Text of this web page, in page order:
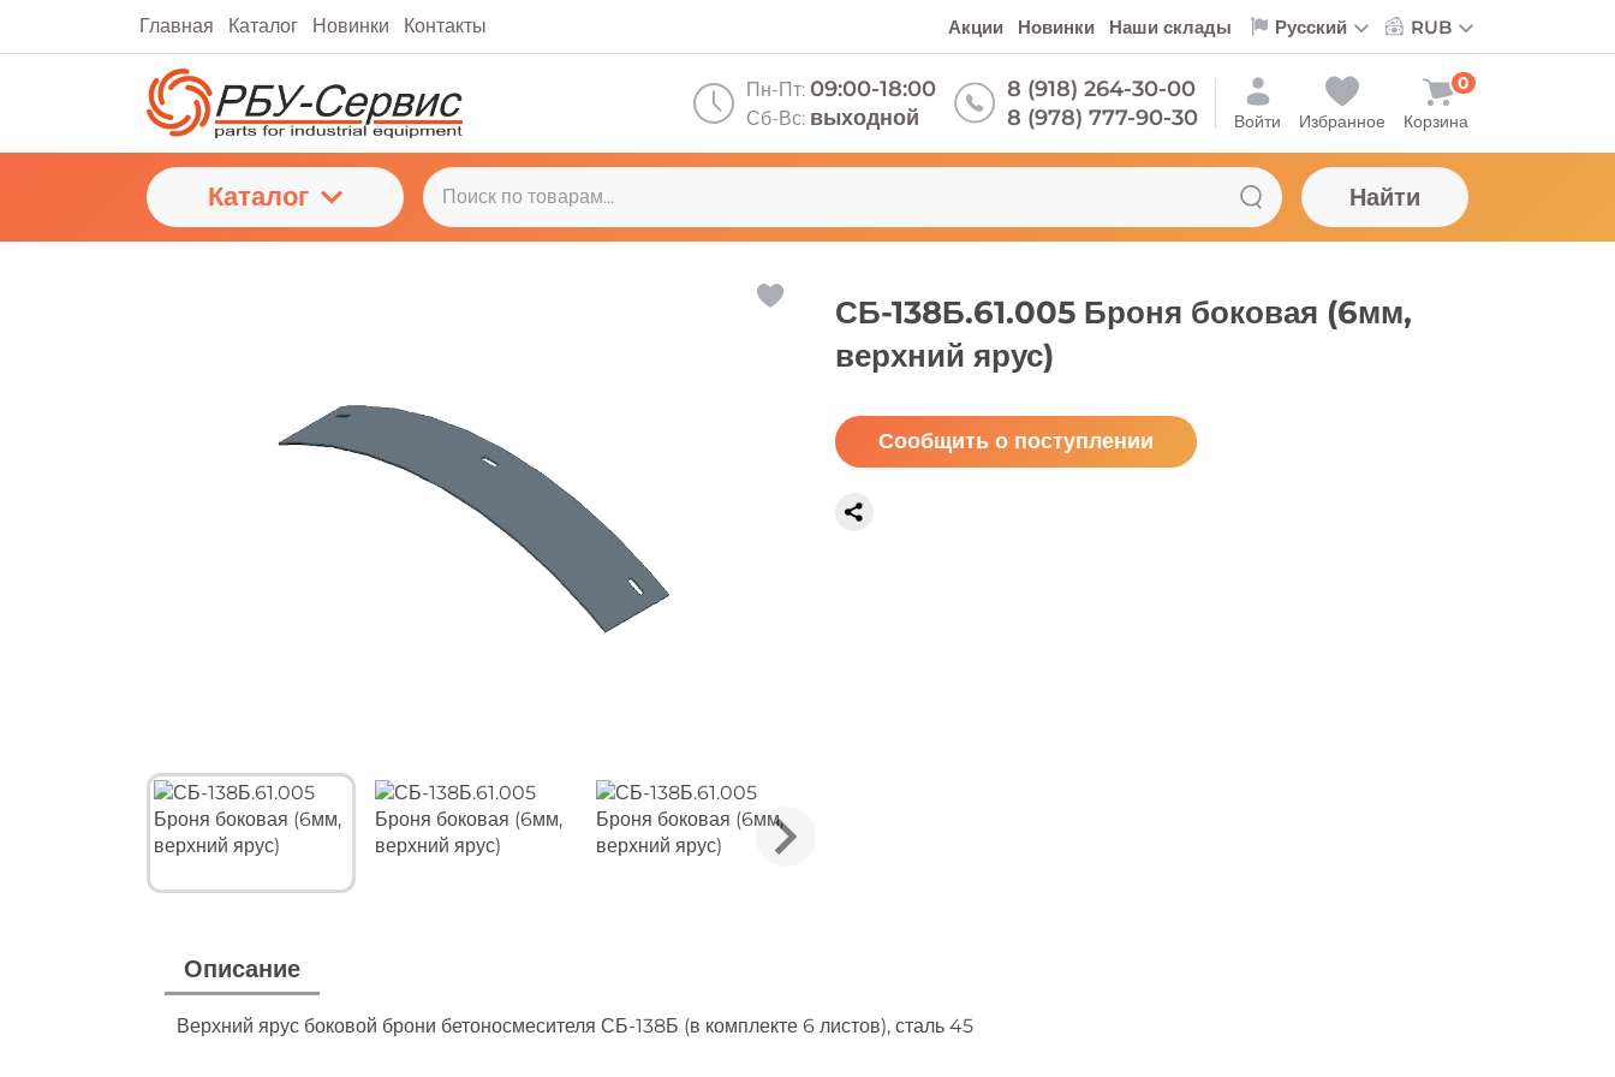
Главная Каталог Новинки Контакты Акции Новинки Наши склады
Пн-Пт: 09:00-18:00
Сб-Вс: выходной
8 (918) 264-30-00
8 (978) 777-90-30
Войти Избранное Корзина
0
Каталог Найти
СБ-138Б.61.005 Броня боковая (6мм,
верхний ярус)
Сообщить о поступлении
Описание
Верхний ярус боковой брони бетоносмесителя СБ-138Б (в комплекте 6 листов), сталь 45